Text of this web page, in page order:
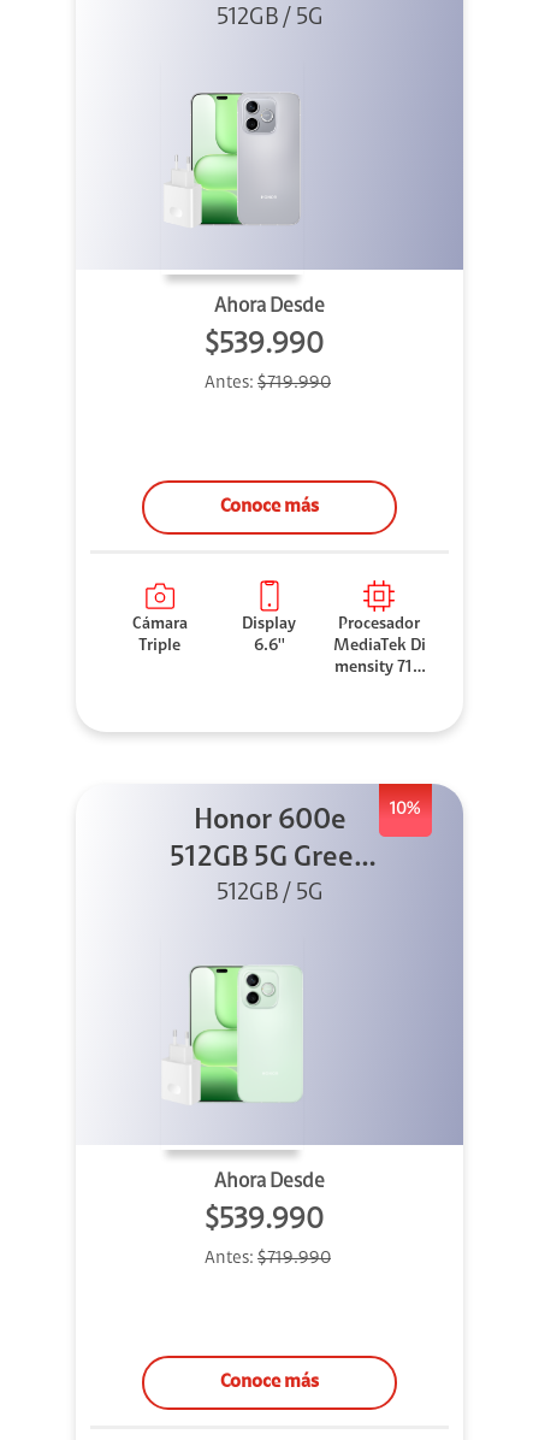
45W
512GB / 5G
Ahora Desde
$539.990
Antes: $719.990
Conoce más
Cámara
Triple
Display
6.6''
Procesador
MediaTek Di
mensity 710
10%
Honor 600e
512GB 5G Green
+ 45W
512GB / 5G
Ahora Desde
$539.990
Antes: $719.990
Conoce más